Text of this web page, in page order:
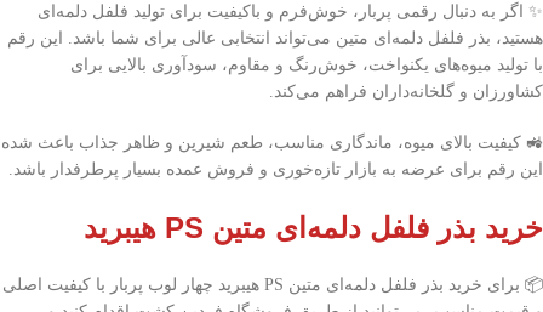
✨ اگر به دنبال رقمی پربار، خوش‌فرم و باکیفیت برای تولید فلفل دلمه‌ای
هستید، بذر فلفل دلمه‌ای متین می‌تواند انتخابی عالی برای شما باشد. این رقم
با تولید میوه‌های یکنواخت، خوش‌رنگ و مقاوم، سودآوری بالایی برای
کشاورزان و گلخانه‌داران فراهم می‌کند.
🚜 کیفیت بالای میوه، ماندگاری مناسب، طعم شیرین و ظاهر جذاب باعث شده
این رقم برای عرضه به بازار تازه‌خوری و فروش عمده بسیار پرطرفدار باشد.
خرید بذر فلفل دلمه‌ای متین PS هیبرید
📦 برای خرید بذر فلفل دلمه‌ای متین PS هیبرید چهار لوب پربار
با کیفیت اصلی